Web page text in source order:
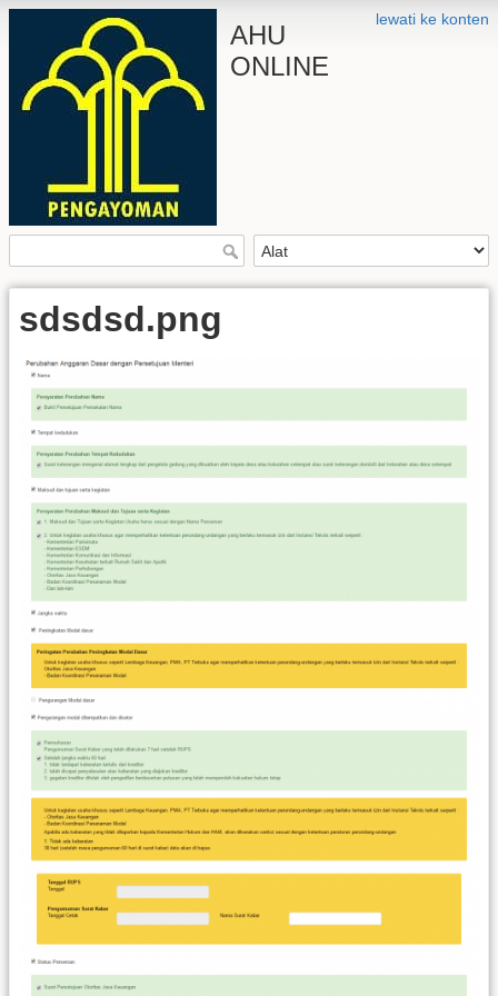
lewati ke konten
AHU
ONLINE
sdsdsd.png